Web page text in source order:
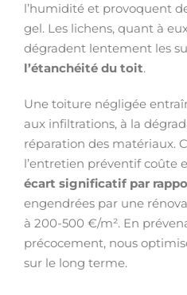
l’humidité et provoquent
gel. Les lichens, quant à
dégradent lentement les
l’étanchéité du toit.
Une toiture négligée
aux infiltrations, à la
réparation des matériaux.
l’entretien préventif coûte
écart significatif par
engendrées par une
à 200-500 €/m². En
précocement, nous
sur le long terme.